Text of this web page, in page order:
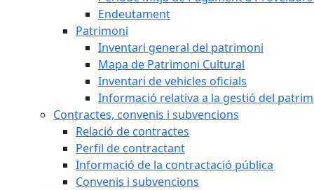
Endeutament
Patrimoni
Inventari general del patrimoni
Mapa de Patrimoni Cultural
Inventari de vehicles oficials
Informació relativa a la gestió del
Contractes, convenis i subvencions
Relació de contractes
Perfil de contractant
Informació de la contractació pública
Convenis i subvencions